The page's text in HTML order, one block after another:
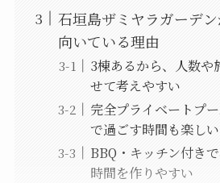
石垣島ザミヤラガーデ
向いている理由
3棟あるから、人数や
せて考えやすい
完全プライベートプ
で過ごす時間も楽しい
BBQ・キッチン付き
時間を作りやすい